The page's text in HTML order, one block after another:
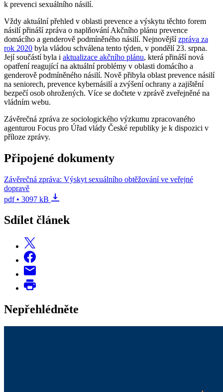
k prevenci sexuálního násilí.
Vždy aktuální přehled v oblasti prevence a výskytu těchto forem
násilí přináší zpráva o naplňování Akčního plánu prevence
domácího a genderově podmíněného násilí. Nejnovějšízpráva za
rok 2020 byla vládou schválena tento týden, v pondělí 23. srpna.
Její součástí byla i aktualizace akčního plánu, která přináší nová
opatření reagující na aktuální problémy v oblasti domácího a
genderově podmíněného násilí. Nově přibyla oblast prevence násilí
na seniorech, prevence kybernásilí a zvýšení ochrany a zajištění
bezpečí osob ohrožených. Více se dočtete v zprávě zveřejněné na
vládním webu.
Závěrečná zpráva ze sociologického výzkumu zpracovaného
agenturou Focus pro Úřad vlády České republiky je k dispozici v
příloze zprávy.
Připojené dokumenty
Závěrečná zpráva: Výskyt sexuálního obtěžování ve veřejné
dopravě
pdf • 3097 kB
Sdílet článek
Nepřehlédněte